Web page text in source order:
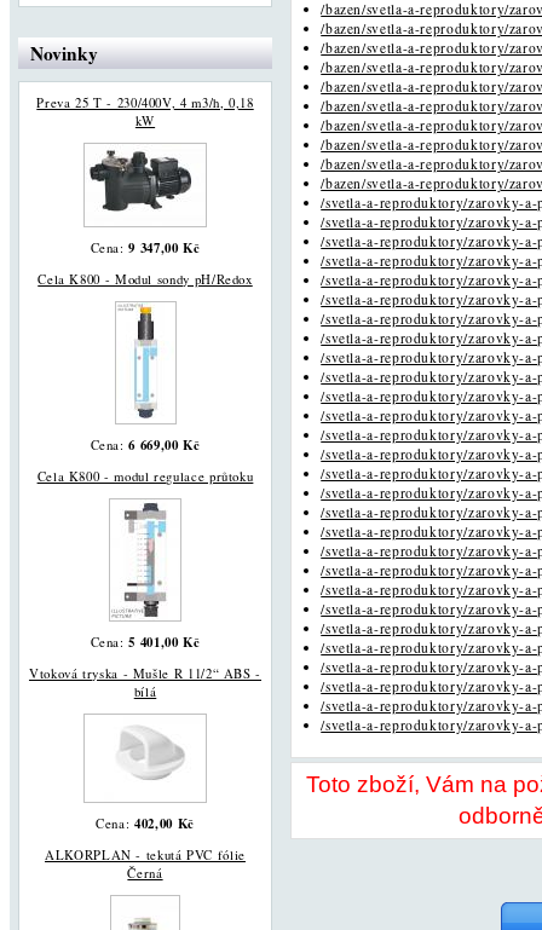
Novinky
Preva 25 T - 230/400V, 4 m3/h, 0,18
kW
Cena:9 347,00 Kč
Cela K800 - Modul sondy pH/Redox
Cena:6 669,00 Kč
Cela K800 - modul regulace průtoku
Cena:5 401,00 Kč
Vtoková tryska - Mušle R 11/2“ ABS -
bílá
Cena:402,00 Kč
ALKORPLAN - tekutá PVC fólie
Černá
/bazen/svetla-a-reproduktory/
/bazen/svetla-a-reproduktory/
/bazen/svetla-a-reproduktory/
/bazen/svetla-a-reproduktory/
/bazen/svetla-a-reproduktory/
/bazen/svetla-a-reproduktory/
/bazen/svetla-a-reproduktory/
/bazen/svetla-a-reproduktory/
/bazen/svetla-a-reproduktory/
/bazen/svetla-a-reproduktory/
/svetla-a-reproduktory/zarovky-a-
/svetla-a-reproduktory/zarovky-a-
/svetla-a-reproduktory/zarovky-a-
/svetla-a-reproduktory/zarovky-a-
/svetla-a-reproduktory/zarovky-a-
/svetla-a-reproduktory/zarovky-a-
/svetla-a-reproduktory/zarovky-a-
/svetla-a-reproduktory/zarovky-a-
/svetla-a-reproduktory/zarovky-a-
/svetla-a-reproduktory/zarovky-a-
/svetla-a-reproduktory/zarovky-a-
/svetla-a-reproduktory/zarovky-a-
/svetla-a-reproduktory/zarovky-a-
/svetla-a-reproduktory/zarovky-a-
/svetla-a-reproduktory/zarovky-a-
/svetla-a-reproduktory/zarovky-a-
/svetla-a-reproduktory/zarovky-a-
/svetla-a-reproduktory/zarovky-a-
/svetla-a-reproduktory/zarovky-a-
/svetla-a-reproduktory/zarovky-a-
/svetla-a-reproduktory/zarovky-a-
/svetla-a-reproduktory/zarovky-a-
/svetla-a-reproduktory/zarovky-a-
/svetla-a-reproduktory/zarovky-a-
/svetla-a-reproduktory/zarovky-a-
/svetla-a-reproduktory/zarovky-a-
/svetla-a-reproduktory/zarovky-a-
/svetla-a-reproduktory/zarovky-a-
Toto zboží, Vám na